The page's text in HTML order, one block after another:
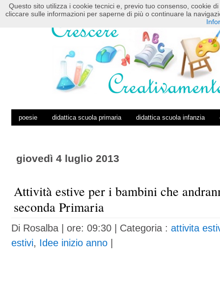
HOME POSTS RSS COMMENTS RSS
poesie didattica scuola primaria didattica scuola infanzia
giovedì 4 luglio 2013
Attività estive per i bambini che
seconda Primaria
Di Rosalba| ore: 09:30 | Categoria : attivita
estivi, Idee inizio anno
Questo sito utilizza i cookie tecnici e, previo tuo consenso, cookie
cliccare sulle informazioni per saperne di più o continuare la